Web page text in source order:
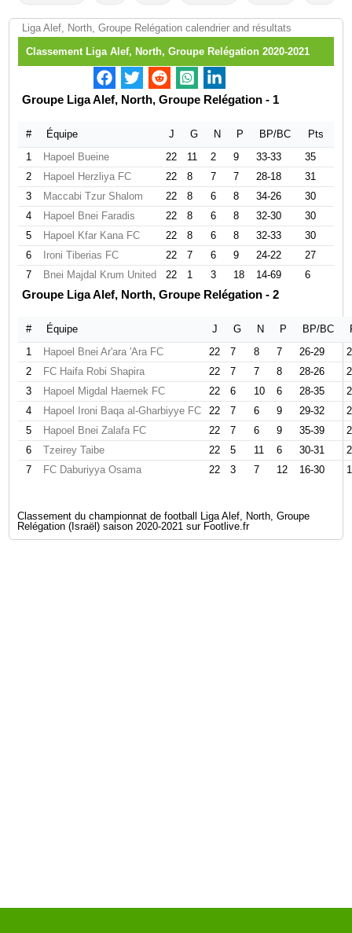
Liga Alef, North, Groupe Relégation calendrier and résultats
Classement Liga Alef, North, Groupe Relégation 2020-2021
Groupe Liga Alef, North, Groupe Relégation - 1
# Équipe J G N P BP/BC
Pts
1
Hapoel Bueine 22 11 2 9 33-33
35
2
Hapoel Herzliya FC 22 8 7 7 28-18
31
3
Maccabi Tzur Shalom 22 8 6 8 34-26
30
4
Hapoel Bnei Faradis 22 8 6 8 32-30
30
5
Hapoel Kfar Kana FC 22 8 6 8 32-33
30
6
Ironi Tiberias FC 22 7 6 9 24-22
27
7
Bnei Majdal Krum United 22 1 3 18 14-69 6
Groupe Liga Alef, North, Groupe Relégation - 2
# Équipe J G N P BP/BC
1
Hapoel Bnei Ar'ara 'Ara FC 22 7 8 7 26-29
2
FC Haifa Robi Shapira 22 7 7 8 28-26
3
Hapoel Migdal Haemek FC 22 6 10 6 28-35
4
Hapoel Ironi Baqa al-Gharbiyye FC 22 7 6 9 29-32
5
Hapoel Bnei Zalafa FC 22 7 6 9 35-39
6
Tzeirey Taibe 22 5 11 6 30-31
7
FC Daburiyya Osama 22 3 7 12 16-30
Classement du championnat de football Liga Alef, North, Groupe
Relégation (Israël) saison 2020-2021 sur Footlive.fr